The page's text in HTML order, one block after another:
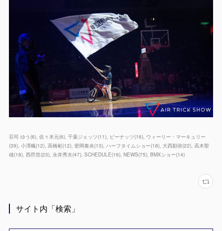
荘司 ゆう(6) 佐々木元(6) 千葉ジェッツ(11) ピーナッツ(16) ウィーリー・マーキュリー
(39) 小澤楓(12) 高橋彬(12) 密岡奏央(13) ハーフタイムショー(18) 大西勘弥(22) 高木聖
雄(18) 西昂世(23) 永井秀夫(47) SCHEDULE(16) NEWS(75) BMXショー(14)
サイト内「検索」